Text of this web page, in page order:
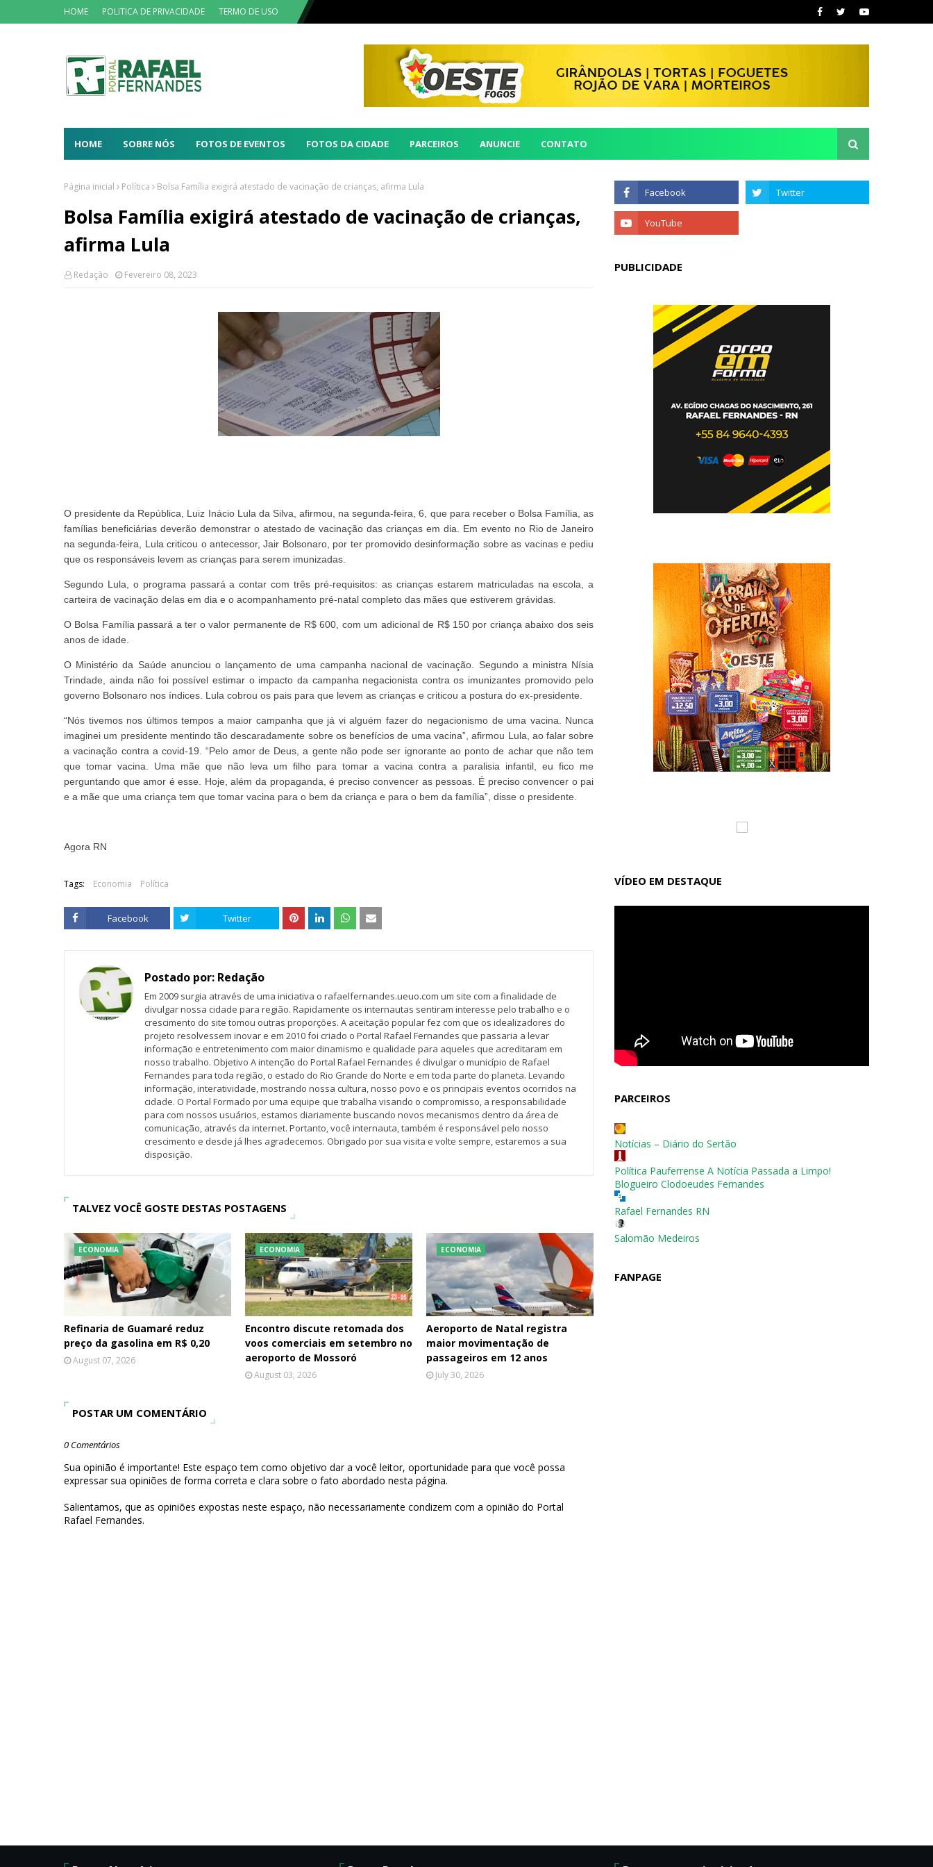
HOME POLITICA DE PRIVACIDADE TERMO DE USO
HOME SOBRE NÓS FOTOS DE EVENTOS FOTOS DA CIDADE PARCEIROS ANUNCIE CONTATO
Página inicial Política Bolsa Família exigirá atestado de vacinação de crianças, afirma Lula
Bolsa Família exigirá atestado de vacinação de crianças,
afirma Lula
Redação Fevereiro 08, 2023
O presidente da República, Luiz Inácio Lula da Silva, afirmou, na segunda-feira, 6, que para receber o Bolsa Família, as
famílias beneficiárias deverão demonstrar o atestado de vacinação das crianças em dia. Em evento no Rio de Janeiro
na segunda-feira, Lula criticou o antecessor, Jair Bolsonaro, por ter promovido desinformação sobre as vacinas e pediu
que os responsáveis levem as crianças para serem imunizadas.
Segundo Lula, o programa passará a contar com três pré-requisitos: as crianças estarem matriculadas na escola, a
carteira de vacinação delas em dia e o acompanhamento pré-natal completo das mães que estiverem grávidas.
O Bolsa Família passará a ter o valor permanente de R$ 600, com um adicional de R$ 150 por criança abaixo dos seis
anos de idade.
O Ministério da Saúde anunciou o lançamento de uma campanha nacional de vacinação. Segundo a ministra Nísia
Trindade, ainda não foi possível estimar o impacto da campanha negacionista contra os imunizantes promovido pelo
governo Bolsonaro nos índices. Lula cobrou os pais para que levem as crianças e criticou a postura do ex-presidente.
“Nós tivemos nos últimos tempos a maior campanha que já vi alguém fazer do negacionismo de uma vacina. Nunca
imaginei um presidente mentindo tão descaradamente sobre os benefícios de uma vacina”, afirmou Lula, ao falar sobre
a vacinação contra a covid-19. “Pelo amor de Deus, a gente não pode ser ignorante ao ponto de achar que não tem
que tomar vacina. Uma mãe que não leva um filho para tomar a vacina contra a paralisia infantil, eu fico me
perguntando que amor é esse. Hoje, além da propaganda, é preciso convencer as pessoas. É preciso convencer o pai
e a mãe que uma criança tem que tomar vacina para o bem da criança e para o bem da família”, disse o presidente.
Agora RN
Tags: Economia Política
Facebook Twitter
Postado por: Redação
Em 2009 surgia através de uma iniciativa o rafaelfernandes.ueuo.com um site com a finalidade de
divulgar nossa cidade para região. Rapidamente os internautas sentiram interesse pelo trabalho e o
crescimento do site tomou outras proporções. A aceitação popular fez com que os idealizadores do
projeto resolvessem inovar e em 2010 foi criado o Portal Rafael Fernandes que passaria a levar
informação e entretenimento com maior dinamismo e qualidade para aqueles que acreditaram em
nosso trabalho. Objetivo A intenção do Portal Rafael Fernandes é divulgar o município de Rafael
Fernandes para toda região, o estado do Rio Grande do Norte e em toda parte do planeta. Levando
informação, interatividade, mostrando nossa cultura, nosso povo e os principais eventos ocorridos na
cidade. O Portal Formado por uma equipe que trabalha visando o compromisso, a responsabilidade
para com nossos usuários, estamos diariamente buscando novos mecanismos dentro da área de
comunicação, através da internet. Portanto, você internauta, também é responsável pelo nosso
crescimento e desde já lhes agradecemos. Obrigado por sua visita e volte sempre, estaremos a sua
disposição.
TALVEZ VOCÊ GOSTE DESTAS POSTAGENS
ECONOMIA
Refinaria de Guamaré reduz
preço da gasolina em R$ 0,20
August 07, 2026
ECONOMIA
Encontro discute retomada dos
voos comerciais em setembro no
aeroporto de Mossoró
August 03, 2026
ECONOMIA
Aeroporto de Natal registra
maior movimentação de
passageiros em 12 anos
July 30, 2026
POSTAR UM COMENTÁRIO
0 Comentários
Sua opinião é importante! Este espaço tem como objetivo dar a você leitor, oportunidade para que você possa
expressar sua opiniões de forma correta e clara sobre o fato abordado nesta página.
Salientamos, que as opiniões expostas neste espaço, não necessariamente condizem com a opinião do Portal
Rafael Fernandes.
PUBLICIDADE
VÍDEO EM DESTAQUE
PARCEIROS
Notícias – Diário do Sertão
Política Pauferrense A Notícia Passada a Limpo!
Blogueiro Clodoeudes Fernandes
Rafael Fernandes RN
Salomão Medeiros
FANPAGE